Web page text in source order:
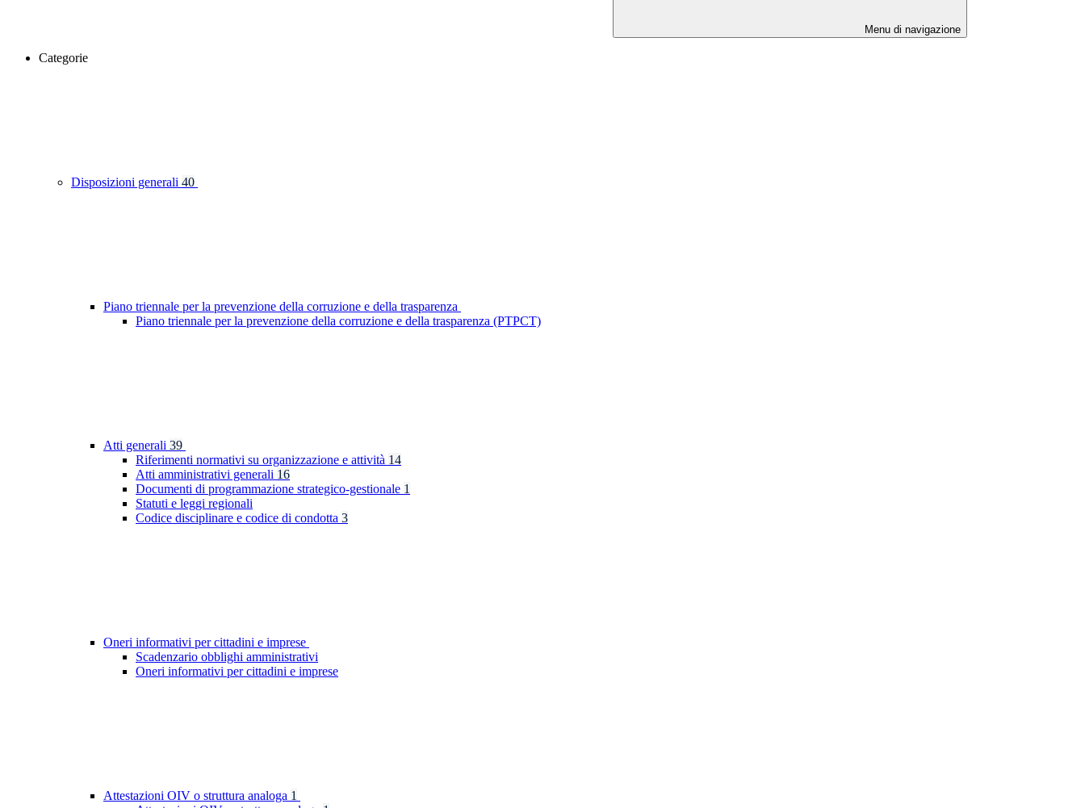
Menu di navigazione
Categorie
Disposizioni generali 40
Piano triennale per la prevenzione della corruzione e della trasparenza
Piano triennale per la prevenzione della corruzione e della trasparenza (PTPCT)
Atti generali 39
Riferimenti normativi su organizzazione e attività 14
Atti amministrativi generali 16
Documenti di programmazione strategico-gestionale 1
Statuti e leggi regionali
Codice disciplinare e codice di condotta 3
Oneri informativi per cittadini e imprese
Scadenzario obblighi amministrativi
Oneri informativi per cittadini e imprese
Attestazioni OIV o struttura analoga 1